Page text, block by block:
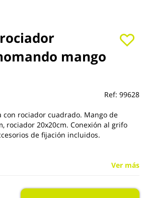
mango
Ref: 99628
con rociador cuadrado. Mango de
rociador 20x20cm. Conexión al grifo
de fijación incluidos.
Ver más